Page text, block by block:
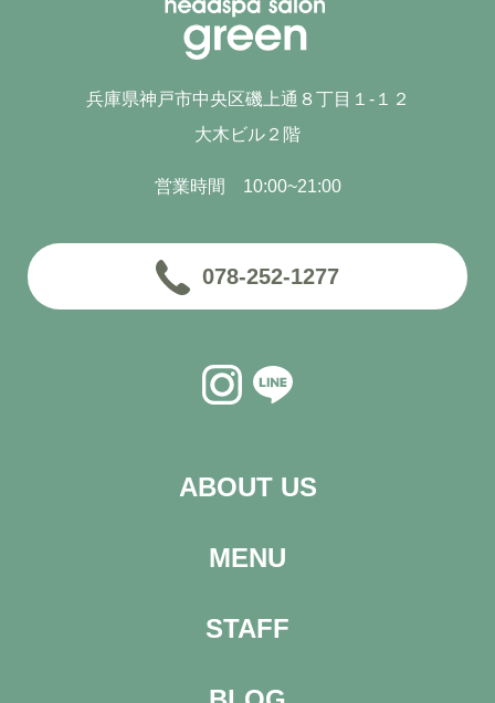
兵庫県神戸市中央区磯上通８丁目１-１２
大木ビル２階
営業時間 10:00~21:00
078-252-1277
ABOUT US
MENU
STAFF